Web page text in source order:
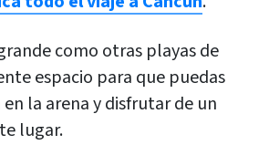
como otras playas de
espacio para que puedas
la arena y disfrutar de un
lugar.